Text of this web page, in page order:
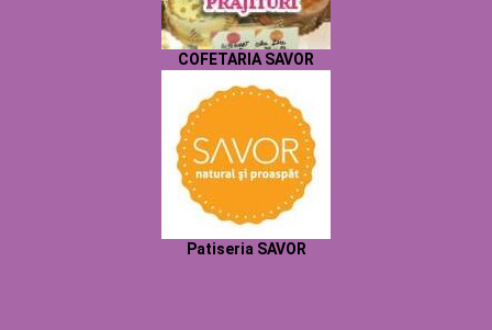
COFETARIA SAVOR
Patiseria SAVOR